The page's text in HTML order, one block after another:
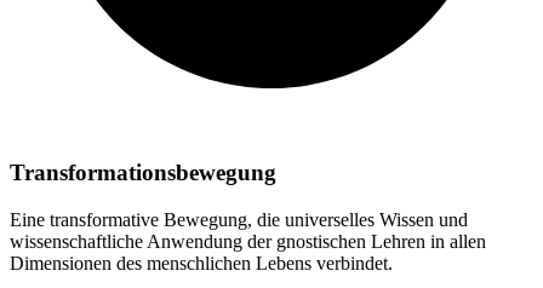
Transformationsbewegung
Eine transformative Bewegung, die universelles Wissen und
wissenschaftliche Anwendung der gnostischen Lehren in allen
Dimensionen des menschlichen Lebens verbindet.